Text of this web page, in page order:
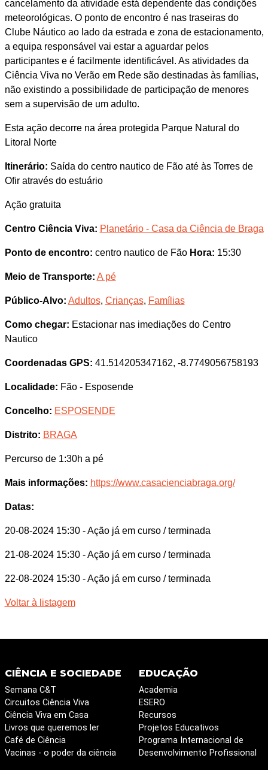
cancelamento da atividade está dependente das condições
meteorológicas. O ponto de encontro é nas traseiras do
Clube Náutico ao lado da estrada e zona de estacionamento,
a equipa responsável vai estar a aguardar pelos
participantes e é facilmente identificável. As atividades da
Ciência Viva no Verão em Rede são destinadas às famílias,
não existindo a possibilidade de participação de menores
sem a supervisão de um adulto.
Esta ação decorre na área protegida Parque Natural do
Litoral Norte
Itinerário: Saída do centro nautico de Fão até às Torres de
Ofir através do estuário
Ação gratuita
Centro Ciência Viva: Planetário - Casa da Ciência de Braga
Ponto de encontro: centro nautico de Fão Hora: 15:30
Meio de Transporte: A pé
Público-Alvo: Adultos, Crianças, Famílias
Como chegar: Estacionar nas imediações do Centro
Nautico
Coordenadas GPS: 41.514205347162, -8.7749056758193
Localidade: Fão - Esposende
Concelho: ESPOSENDE
Distrito: BRAGA
Percurso de 1:30h a pé
Mais informações: https://www.casacienciabraga.org/
Datas:
20-08-2024 15:30 - Ação já em curso / terminada
21-08-2024 15:30 - Ação já em curso / terminada
22-08-2024 15:30 - Ação já em curso / terminada
Voltar à listagem
CIÊNCIA E SOCIEDADE
Semana C&T
Circuitos Ciência Viva
Ciência Viva em Casa
Livros que queremos ler
Café de Ciência
Vacinas - o poder da ciência
EDUCAÇÃO
Academia
ESERO
Recursos
Projetos Educativos
Programa Internacional de
Desenvolvimento Profissional